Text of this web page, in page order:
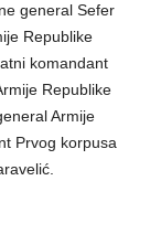
general Sefer
Republike
komandant
Republike
Armije
Prvog korpusa